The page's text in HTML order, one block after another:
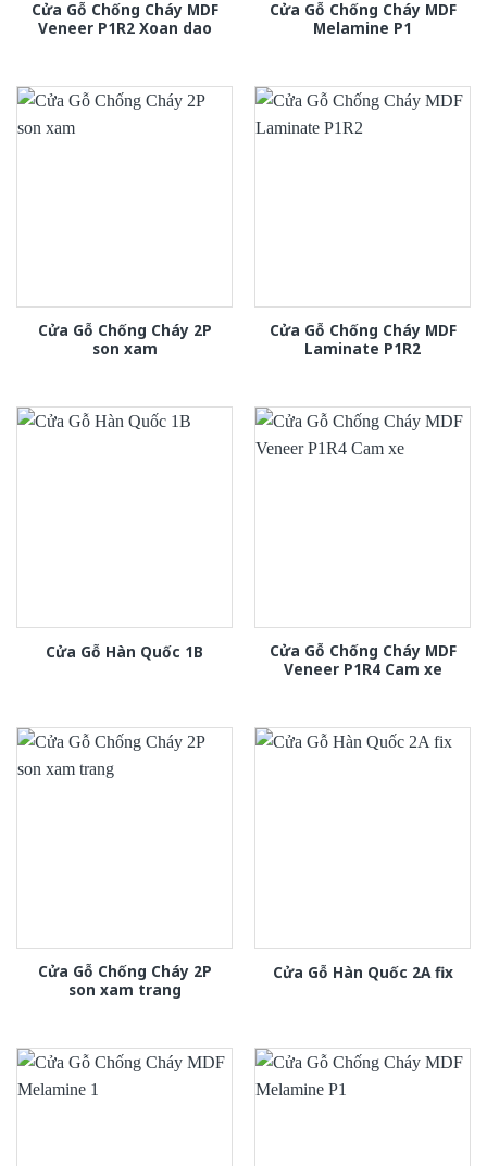
Cửa Gỗ Chống Cháy MDF
Veneer P1R2 Xoan dao
Cửa Gỗ Chống Cháy MDF
Melamine P1
Cửa Gỗ Chống Cháy 2P
son xam
Cửa Gỗ Chống Cháy MDF
Laminate P1R2
Cửa Gỗ Hàn Quốc 1B
Cửa Gỗ Chống Cháy MDF
Veneer P1R4 Cam xe
Cửa Gỗ Chống Cháy 2P
son xam trang
Cửa Gỗ Hàn Quốc 2A fix